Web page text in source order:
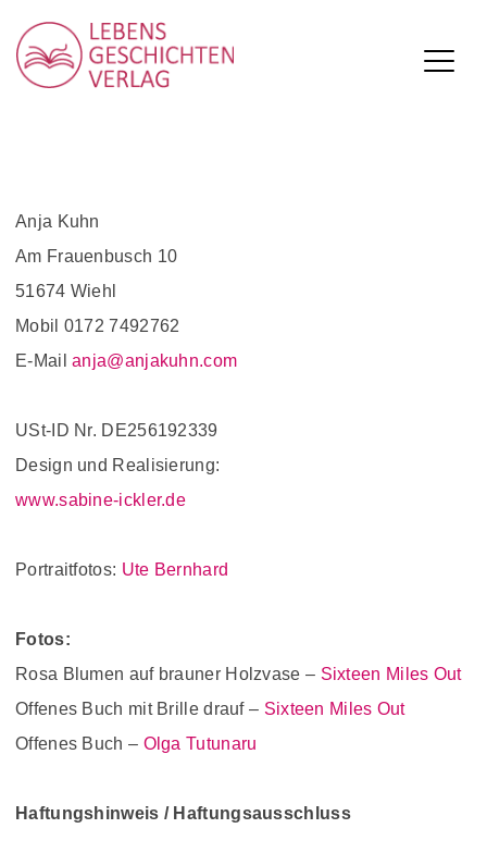
content
Anja Kuhn
Am Frauenbusch 10
51674 Wiehl
Mobil 0172 7492762
E-Mailanja@anjakuhn.com
USt-ID Nr. DE256192339
Design und Realisierung:
www.sabine-ickler.de
Portraitfotos: Ute Bernhard
Fotos:
Rosa Blumen auf brauner Holzvase – Sixteen Miles Out
Offenes Buch mit Brille drauf – Sixteen Miles Out
Offenes Buch – Olga Tutunaru
Haftungshinweis / Haftungsausschluss